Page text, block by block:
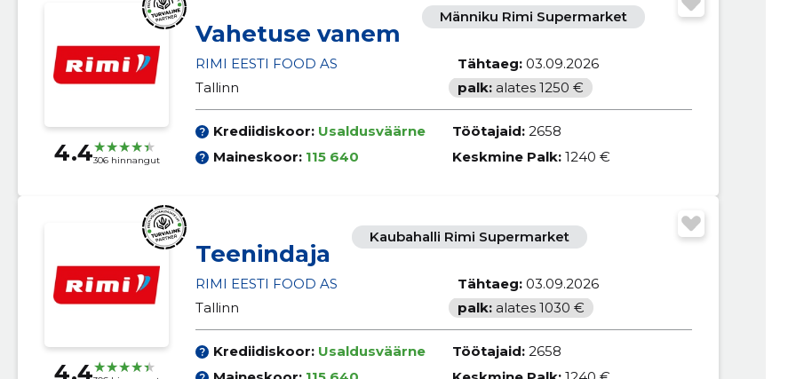
4.4306 hinnangut
Vahetuse vanem
Männiku Rimi Supermarket
RIMI EESTI FOOD AS
Tallinn
Tähtaeg: 03.09.2026
palk: alates 1250 €
Krediidiskoor: Usaldusväärne
Maineskoor: 115 640
Töötajaid: 2658
Keskmine Palk: 1240 €
4.4
Teenindaja
Kaubahalli Rimi Supermarket
RIMI EESTI FOOD AS
Tallinn
Tähtaeg: 03.09.2026
palk: alates 1030 €
Krediidiskoor: Usaldusväärne
Töötajaid: 2658